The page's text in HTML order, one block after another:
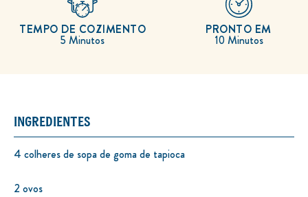
5 Minutos
TEMPO DE COZIMENTO
10 Minutos
PRONTO EM
INGREDIENTES
4 colheres de sopa de goma de tapioca
2 ovos